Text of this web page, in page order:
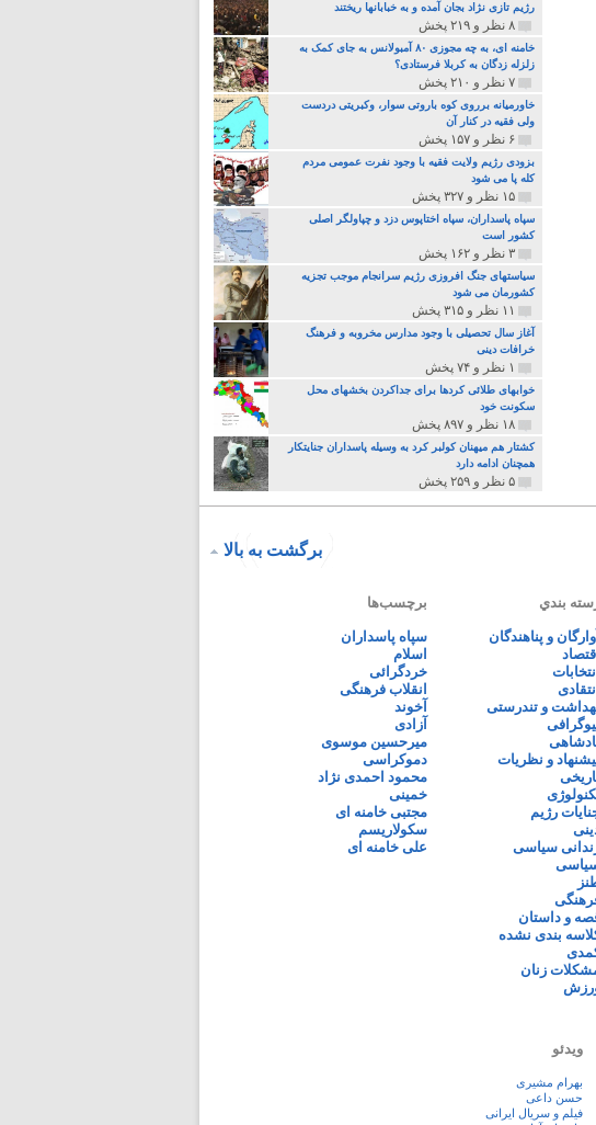
رژیم تازی نژاد بجان آمده و به خبابانها ریختند
۸ نظر و ۲۱۹ پخش
خامنه ای، به چه مجوزی ۸۰ آمبولانس به جای کمک به
زلزله زدگان به کربلا فرستادی؟
۷ نظر و ۲۱۰ پخش
خاورمیانه برروی کوه باروتی سوار، وکبریتی دردست
ولی فقیه در کنار آن
۶ نظر و ۱۵۷ پخش
بزودی رژیم ولایت فقیه با وجود نفرت عمومی مردم
کله پا می شود
۱۵ نظر و ۳۲۷ پخش
سپاه پاسداران، سپاه اختاپوس دزد و چپاولگر اصلی
کشور است
۳ نظر و ۱۶۲ پخش
سیاستهای جنگ افروزی رژیم سرانجام موجب تجزیه
کشورمان می شود
۱۱ نظر و ۳۱۵ پخش
آغاز سال تحصیلی با وجود مدارس مخروبه و فرهنگ
خرافات دینی
۱ نظر و ۷۴ پخش
خوابهای طلائی کردها برای جداکردن بخشهای محل
سکونت خود
۱۸ نظر و ۸۹۷ پخش
کشتار هم میهنان کولبر کرد به وسیله پاسداران جنایتکار
همچنان ادامه دارد
۵ نظر و ۲۵۹ پخش
برگشت به بالا
بندي
آوارگان و پناهندگان
اقتصاد
انتخابات
انتقادی
و تندرستی
و نظریات
رژیم
سیاسی
و داستان
بندی نشده
زنان
برچسب‌ها
سپاه پاسداران
اسلام
خردگرائی
انقلاب فرهنگی
آخوند
آزادی
میرحسین موسوی
دموکراسی
محمود احمدی نژاد
خمینی
مجتبی خامنه ای
سکولاریسم
علی خامنه ای
ویدئو
بهرام مشیری
حسن داعی
فيلم و سريال ايرانی